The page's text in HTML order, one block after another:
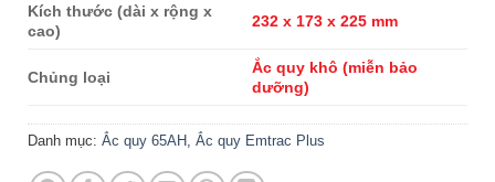
Kích thước (dài x rộng x
cao)
232 x 173 x 225 mm
Chủng loại
Ắc quy khô (miễn bảo
dưỡng)
Danh mục: Ắc quy 65AH Ắc quy Emtrac Plus